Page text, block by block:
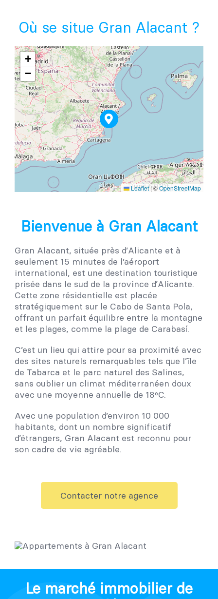
Où se situe Gran Alacant ?
+
−
Leaflet|©OpenStreetMap
Bienvenue à Gran Alacant
Gran Alacant, située près d’Alicante et à
seulement 15 minutes de l’aéroport
international, est une destination touristique
prisée dans le sud de la province d’Alicante.
Cette zone résidentielle est placée
stratégiquement sur le Cabo de Santa Pola,
offrant un parfait équilibre entre la montagne
et les plages, comme la plage de Carabasí.
C’est un lieu qui attire pour sa proximité avec
des sites naturels remarquables tels que l’île
de Tabarca et le parc naturel des Salines,
sans oublier un climat méditerranéen doux
avec une moyenne annuelle de 18ºC.
Avec une population d’environ 10 000
habitants, dont un nombre significatif
d’étrangers, Gran Alacant est reconnu pour
son cadre de vie agréable.
Contacter notre agence
Le marché immobilier de